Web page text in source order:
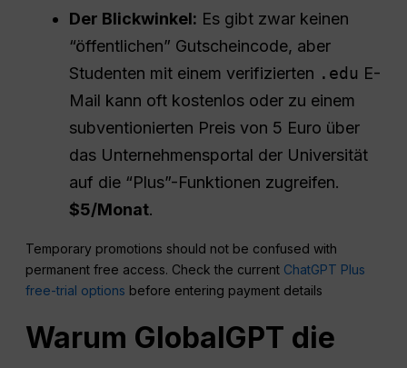
Der Blickwinkel: Es gibt zwar keinen
“öffentlichen” Gutscheincode, aber
Studenten mit einem verifizierten .edu E-
Mail kann oft kostenlos oder zu einem
subventionierten Preis von 5 Euro über
das Unternehmensportal der Universität
auf die “Plus”-Funktionen zugreifen.
$5/Monat.
Temporary promotions should not be confused with
permanent free access. Check the current ChatGPT Plus
free-trial options before entering payment details
Warum GlobalGPT die